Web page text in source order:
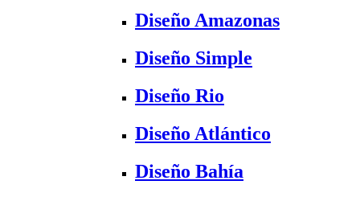
Diseño Amazonas
Diseño Simple
Diseño Rio
Diseño Atlántico
Diseño Bahía